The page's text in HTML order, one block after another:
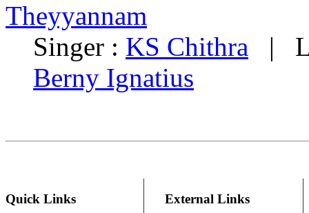
Theyyannam
Singer : KS Chithra |
Berny Ignatius
Quick Links External Links